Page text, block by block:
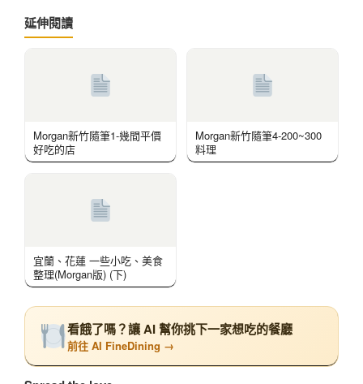
延伸閱讀
Morgan新竹隨筆1-幾間平價
好吃的店
Morgan新竹隨筆4-200~300
料理
宜蘭、花蓮 一些小吃、美食
整理(Morgan版) (下)
看餓了嗎？讓 AI 幫你挑下一家想吃的餐廳
前往 AI FineDining →